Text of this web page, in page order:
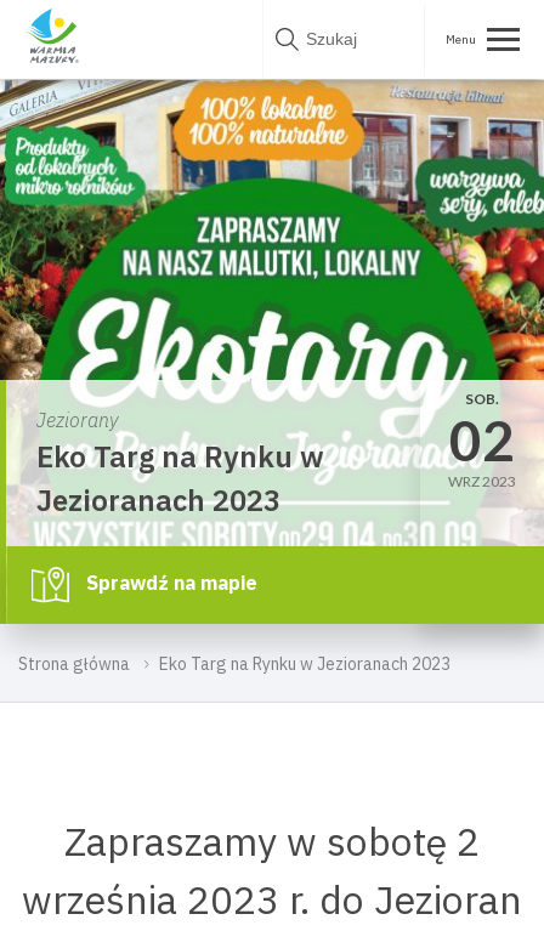
Skip
Strona główna Eko Targ na Rynku w Jezioranach 2023
Jeziorany
Eko Targ na Rynku w
Jezioranach 2023
SOB.
02
WRZ 2023
Sprawdź na mapie
Zapraszamy w sobotę 2
września 2023 r. do Jezioran